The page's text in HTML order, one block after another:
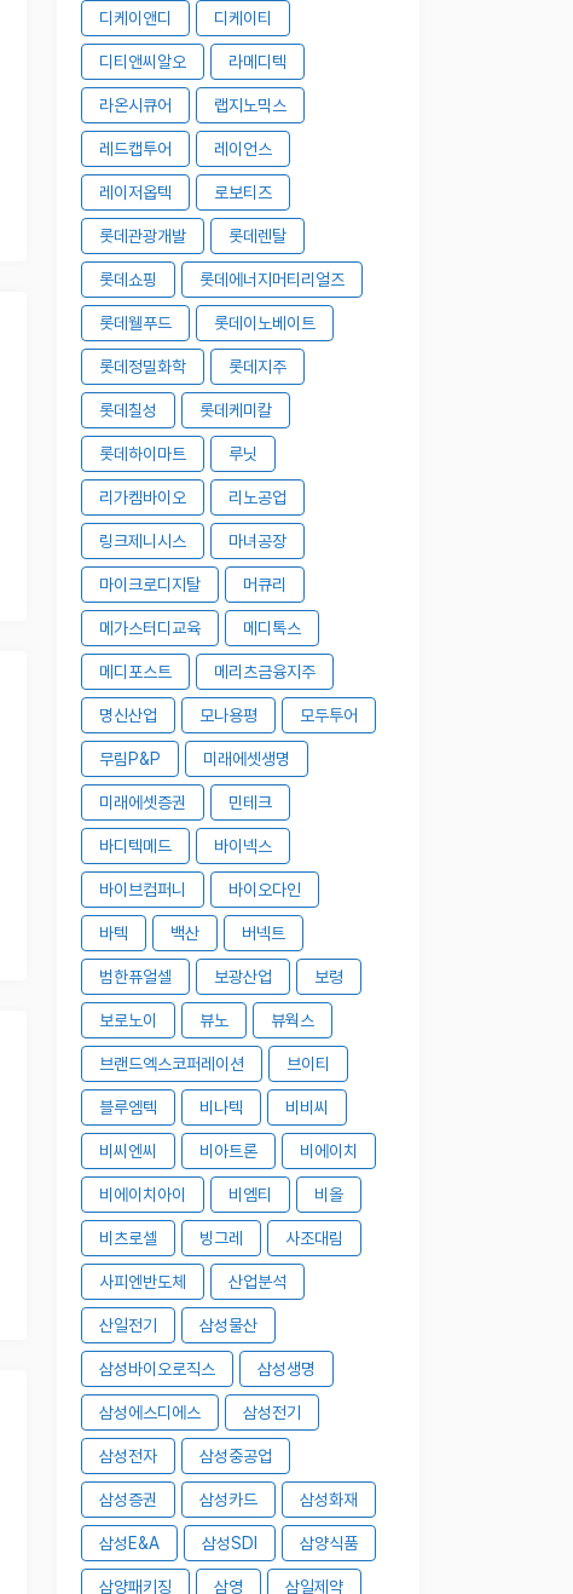
디케이앤디 디케이티
디티앤씨알오 라메디텍
라온시큐어 랩지노믹스
레드캡투어 레이언스
레이저옵텍 로보티즈
롯데관광개발 롯데렌탈
롯데쇼핑 롯데에너지머티리얼즈
롯데웰푸드 롯데이노베이트
롯데정밀화학 롯데지주
롯데칠성 롯데케미칼
롯데하이마트 루닛
리가켐바이오 리노공업
링크제니시스 마녀공장
마이크로디지탈 머큐리
메가스터디교육 메디톡스
메디포스트 메리츠금융지주
명신산업 모나용평 모두투어
무림P&P 미래에셋생명
미래에셋증권 민테크
바디텍메드 바이넥스
바이브컴퍼니 바이오다인
바텍 백산 버넥트
범한퓨얼셀 보광산업 보령
보로노이 뷰노 뷰웍스
브랜드엑스코퍼레이션 브이티
블루엠텍 비나텍 비비씨
비씨엔씨 비아트론 비에이치
비에이치아이 비엠티 비올
비츠로셀 빙그레 사조대림
사피엔반도체 산업분석
산일전기 삼성물산
삼성바이오로직스 삼성생명
삼성에스디에스 삼성전기
삼성전자 삼성중공업
삼성증권 삼성카드 삼성화재
삼성E&A 삼성SDI 삼양식품
삼양패키징 삼영 삼일제약